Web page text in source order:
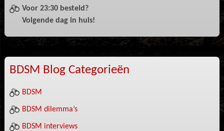
Voor 23:30 besteld?
Volgende dag in huis!
BDSM Blog Categorieën
BDSM
BDSM dilemma’s
BDSM interviews